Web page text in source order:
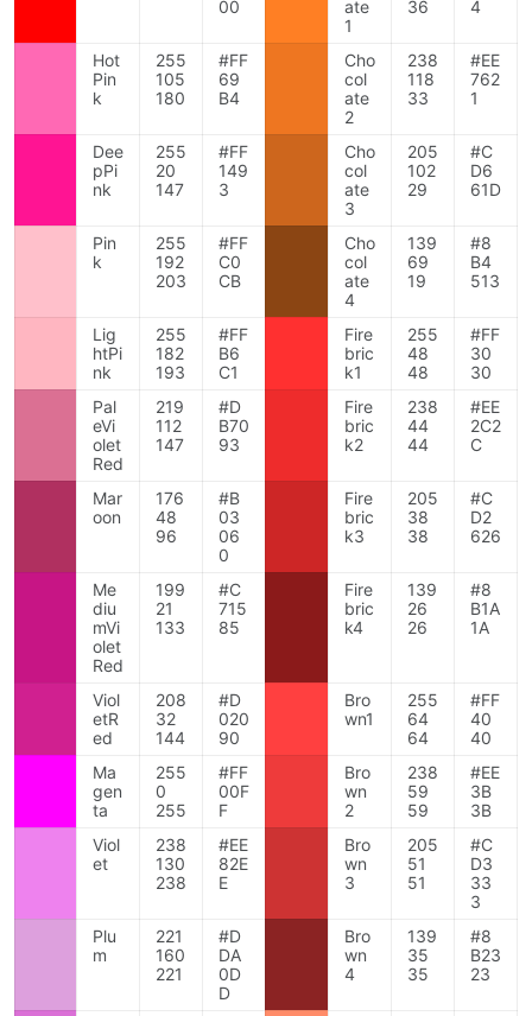
00
ate
1
36 4
Hot
Pin
k
255
105
180
#FF
69
B4
Cho
col
ate
2
238
118
33
#EE
762
1
Dee
pPi
nk
255
20
147
#FF
149
3
Cho
col
ate
3
205
102
29
#C
D6
61D
Pin
k
255
192
203
#FF
C0
CB
Cho
col
ate
4
139
69
19
#8
B4
513
Lig
htPi
nk
255
182
193
#FF
B6
C1
Fire
bric
k1
255
48
48
#FF
30
30
Pal
eVi
olet
Red
219
112
147
#D
B70
93
Fire
bric
k2
238
44
44
#EE
2C2
C
Mar
oon
176
48
96
#B
03
06
0
Fire
bric
k3
205
38
38
#C
D2
626
Me
diu
mVi
olet
Red
199
21
133
#C
715
85
Fire
bric
k4
139
26
26
#8
B1A
1A
Viol
etR
ed
208
32
144
#D
020
90
Bro
wn1
255
64
64
#FF
40
40
Ma
gen
ta
255
0
255
#FF
00F
F
Bro
wn
2
238
59
59
#EE
3B
3B
Viol
et
238
130
238
#EE
82E
E
Bro
wn
3
205
51
51
#C
D3
33
3
Plu
m
221
160
221
#D
DA
0D
D
Bro
wn
4
139
35
35
#8
B23
23